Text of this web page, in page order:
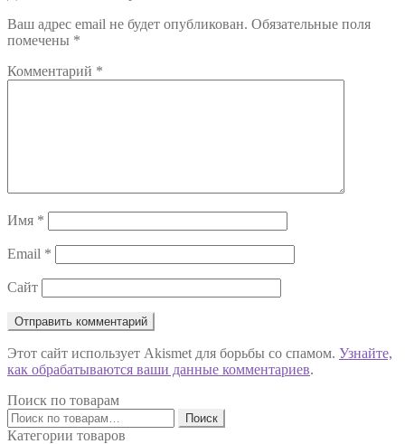
записям
Ваш адрес email не будет опубликован. Обязательные поля
помечены *
Комментарий *
Имя *
Email *
Сайт
Этот сайт использует Akismet для борьбы со спамом. Узнайте,
как обрабатываются ваши данные комментариев.
Поиск по товарам
Искать:
Поиск
Категории товаров